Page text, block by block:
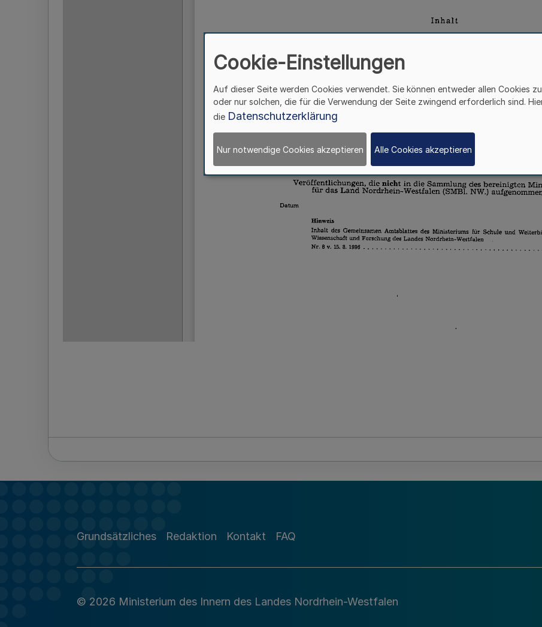
Grundsätzliches Redaktion Kontakt FAQ
© 2026 Ministerium des Innern des Landes Nordrhein-Westfalen
Cookie-Einstellungen
Auf dieser Seite werden Cookies verwendet. Sie können entweder allen Cookies
oder nur solchen, die für die Verwendung der Seite zwingend erforderlich sind.
die Datenschutzerklärung
Nur notwendige Cookies akzeptieren Alle Cookies akzeptieren